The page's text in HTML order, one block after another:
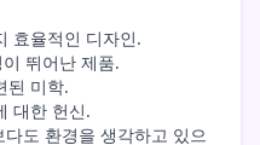
효율적인 디자인.
뛰어난 제품.
된 미학.
대한 헌신.
도 환경을 생각하고 있으